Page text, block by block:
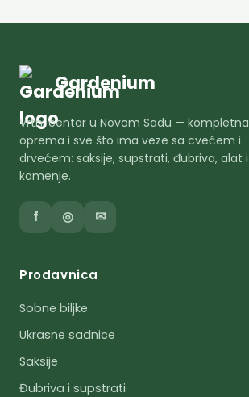
Gardenium
Vrtni centar u Novom Sadu — kompletna
oprema i sve što ima veze sa cvećem i
drvećem: saksije, supstrati, đubriva, alat i
kamenje.
f ◎ ✉
Prodavnica
Sobne biljke
Ukrasne sadnice
Saksije
Đubriva i supstrati